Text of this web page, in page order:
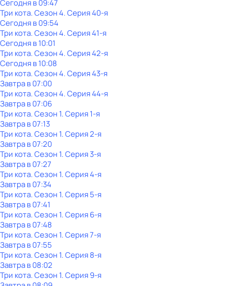
Сегодня в 09:47
Три кота. Сезон 4. Серия 40-я
Сегодня в 09:54
Три кота. Сезон 4. Серия 41-я
Сегодня в 10:01
Три кота. Сезон 4. Серия 42-я
Сегодня в 10:08
Три кота. Сезон 4. Серия 43-я
Завтра в 07:00
Три кота. Сезон 4. Серия 44-я
Завтра в 07:06
Три кота. Сезон 1. Серия 1-я
Завтра в 07:13
Три кота. Сезон 1. Серия 2-я
Завтра в 07:20
Три кота. Сезон 1. Серия 3-я
Завтра в 07:27
Три кота. Сезон 1. Серия 4-я
Завтра в 07:34
Три кота. Сезон 1. Серия 5-я
Завтра в 07:41
Три кота. Сезон 1. Серия 6-я
Завтра в 07:48
Три кота. Сезон 1. Серия 7-я
Завтра в 07:55
Три кота. Сезон 1. Серия 8-я
Завтра в 08:02
Три кота. Сезон 1. Серия 9-я